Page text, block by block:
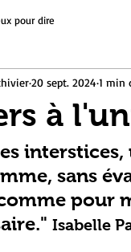
pour dire
à
20 sept. 2024 1 min
sans
pour
Isabelle